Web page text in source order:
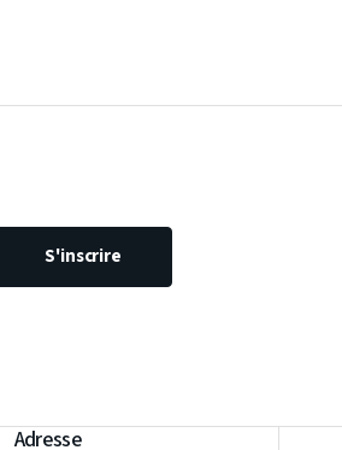
S'inscrire
Adresse